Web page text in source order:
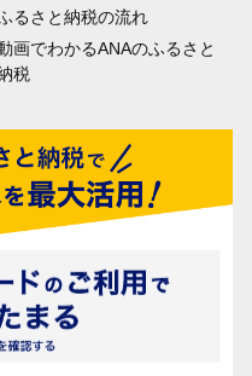
るさと納税の流れ
画でわかるANAのふるさと
税